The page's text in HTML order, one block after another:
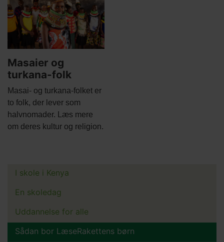
picture
Masaier og
turkana-folk
Body
Masai- og turkana-folket er
to folk, der lever som
halvnomader. Læs mere
om deres kultur og religion.
Main
menu
I skole i Kenya
En skoledag
Uddannelse for alle
Sådan bor LæseRakettens børn